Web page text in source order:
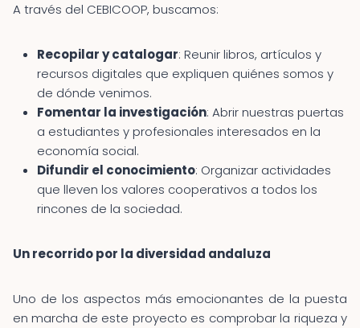
A través del CEBICOOP, buscamos:
Recopilar y catalogar: Reunir libros, artículos y
recursos digitales que expliquen quiénes somos y
de dónde venimos.
Fomentar la investigación: Abrir nuestras puertas
a estudiantes y profesionales interesados en la
economía social.
Difundir el conocimiento: Organizar actividades
que lleven los valores cooperativos a todos los
rincones de la sociedad.
Un recorrido por la diversidad andaluza
Uno de los aspectos más emocionantes de la puesta
en marcha de este proyecto es comprobar la riqueza y